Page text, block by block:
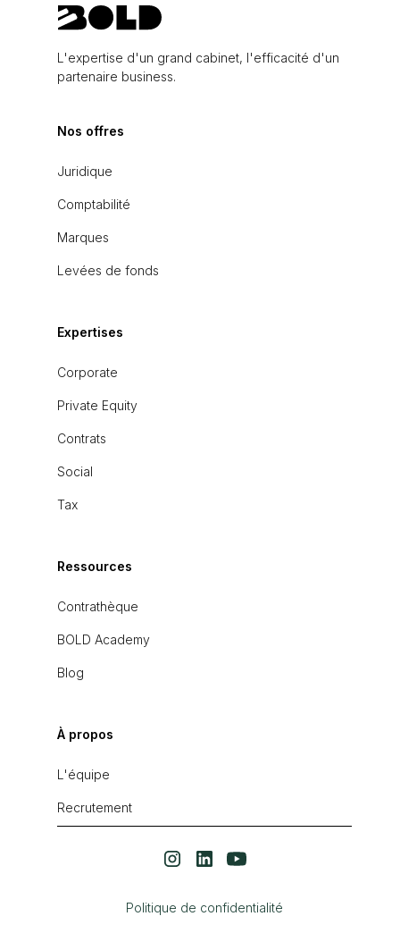
L'expertise d'un grand cabinet, l'efficacité d'un
partenaire business.
Nos offres
Juridique
Comptabilité
Marques
Levées de fonds
Expertises
Corporate
Private Equity
Contrats
Social
Tax
Ressources
Contrathèque
BOLD Academy
Blog
À propos
L'équipe
Recrutement
Politique de confidentialité